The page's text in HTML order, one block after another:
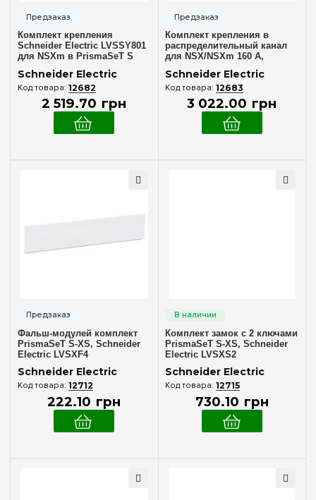
Комплект крепления
Schneider Electric LVSSY801
для NSXm в PrismaSeT S
Schneider Electric
12682
2 519.70 грн
Комплект крепления в
распределительный канал
для NSX/NSXm 160 А,
Schneider Electric
12683
3 022.00 грн
Фальш-модулей комплект
PrismaSeT S-XS, Schneider
Electric LVSXF4
Schneider Electric
12712
222.10 грн
Комплект замок с 2 ключами
PrismaSeT S-XS, Schneider
Electric LVSXS2
Schneider Electric
12715
730.10 грн